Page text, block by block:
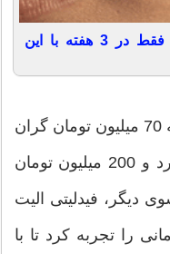
کاهش چشمگیر جای زخم و بخیه فقط در 3 هفته با این
دیگنیتی پرایم نسبت به روز گذشته 70 میلیون تومان گران
شد و با برچسب قیمتی سه میلیارد و 200 میلیون تومان
دیگر، فیدلیتی الیت
50 میلیون تومانی را تجربه کرد تا با